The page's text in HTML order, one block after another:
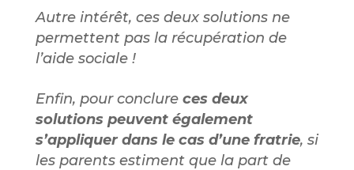
Autre intérêt, ces deux solutions ne
permettent pas la récupération de
l’aide sociale !
Enfin, pour conclure ces deux
solutions peuvent également
s’appliquer dans le cas d’une fratrie, si
les parents estiment que la part de